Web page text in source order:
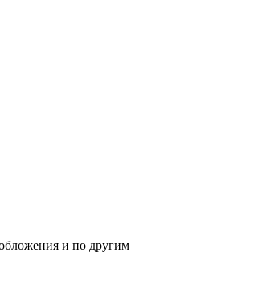
и по другим